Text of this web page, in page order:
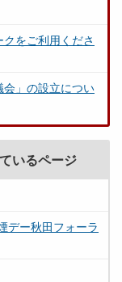
クをご利用くださ
会」の設立につい
いるページ
デー秋田フォーラ